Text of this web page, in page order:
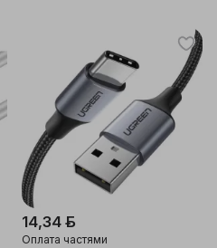
14,34 ƃ
Оплата частями